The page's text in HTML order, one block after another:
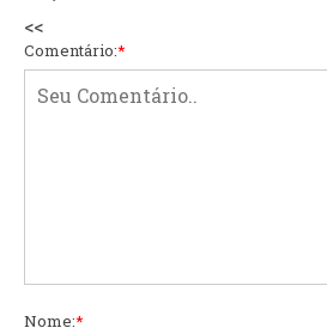
<<
Comentário:*
Nome:*